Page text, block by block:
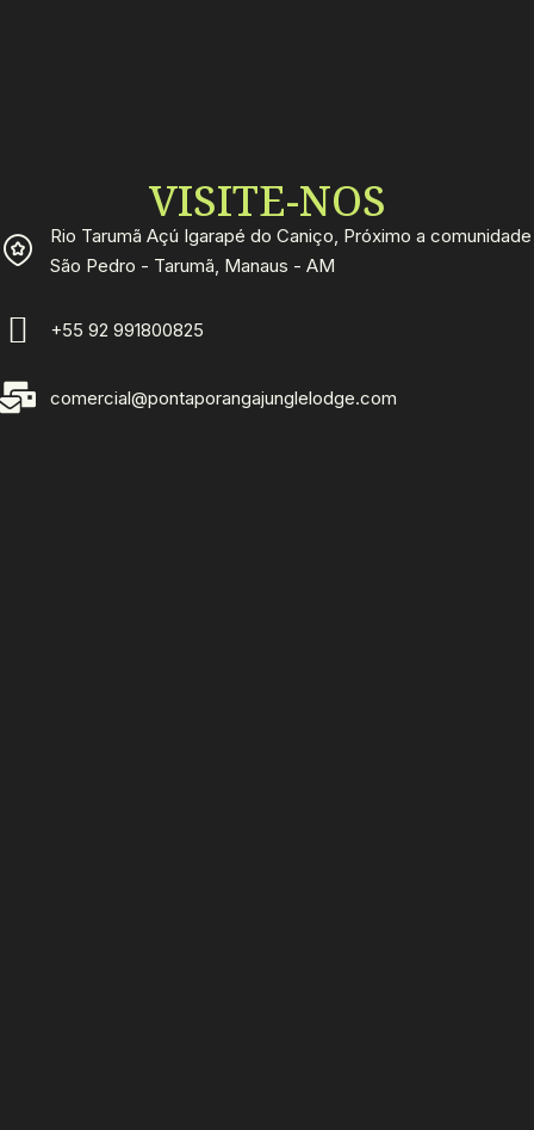
VISITE-NOS
Rio Tarumã Açú Igarapé do Caniço, Próximo a comunidade
São Pedro - Tarumã, Manaus - AM
+55 92 991800825
comercial@pontaporangajunglelodge.com